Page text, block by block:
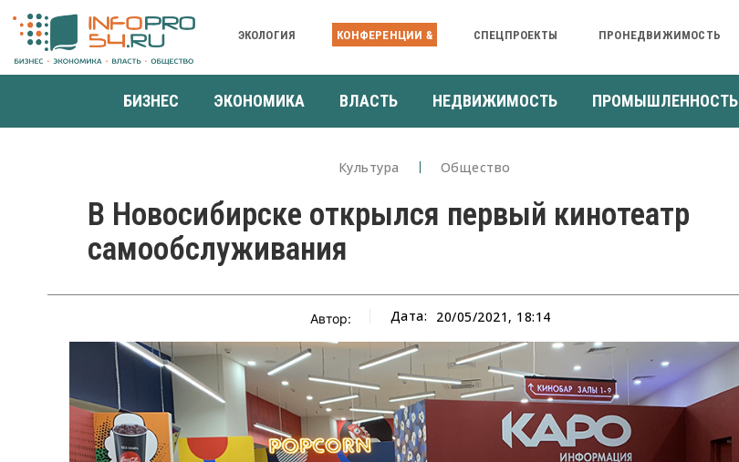
ЭКОЛОГИЯ КОНФЕРЕНЦИИ & СПЕЦПРОЕКТЫ ПРОНЕДВИЖИМОСТЬ
БИЗНЕС ЭКОНОМИКА ВЛАСТЬ НЕДВИЖИМОСТЬ ПРОМЫШЛЕННОСТЬ
Культура Общество
В Новосибирске открылся первый кинотеатр
самообслуживания
Автор: Дата: 20/05/2021, 18:14